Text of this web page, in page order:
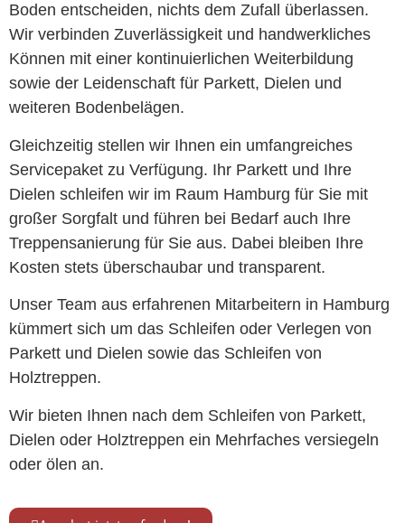
Boden entscheiden, nichts dem Zufall überlassen.
Wir verbinden Zuverlässigkeit und handwerkliches
Können mit einer kontinuierlichen Weiterbildung
sowie der Leidenschaft für Parkett, Dielen und
weiteren Bodenbelägen.
Gleichzeitig stellen wir Ihnen ein umfangreiches
Servicepaket zu Verfügung. Ihr Parkett und Ihre
Dielen schleifen wir im Raum Hamburg für Sie mit
großer Sorgfalt und führen bei Bedarf auch Ihre
Treppensanierung für Sie aus. Dabei bleiben Ihre
Kosten stets überschaubar und transparent.
Unser Team aus erfahrenen Mitarbeitern in Hamburg
kümmert sich um das Schleifen oder Verlegen von
Parkett und Dielen sowie das Schleifen von
Holztreppen.
Wir bieten Ihnen nach dem Schleifen von Parkett,
Dielen oder Holztreppen ein Mehrfaches versiegeln
oder ölen an.